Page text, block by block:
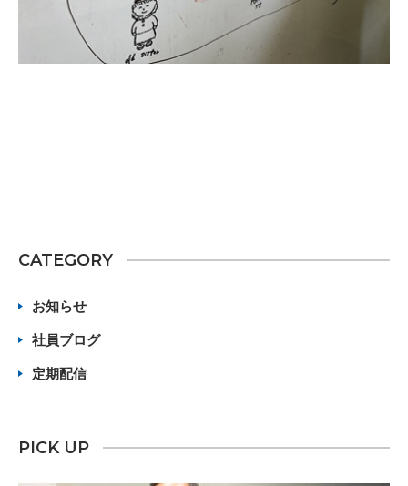
CATEGORY
お知らせ
社員ブログ
定期配信
PICK UP